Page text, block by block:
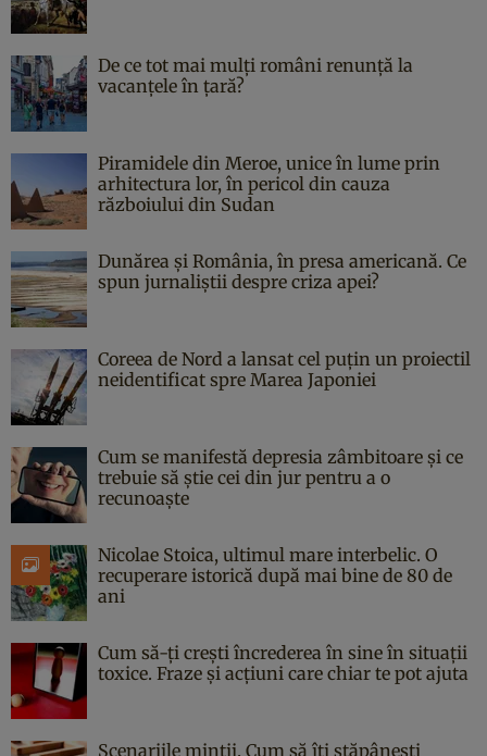
De ce tot mai mulți români renunță la
vacanțele în țară?
Piramidele din Meroe, unice în lume prin
arhitectura lor, în pericol din cauza
războiului din Sudan
Dunărea și România, în presa americană. Ce
spun jurnaliștii despre criza apei?
Coreea de Nord a lansat cel puțin un proiectil
neidentificat spre Marea Japoniei
Cum se manifestă depresia zâmbitoare și ce
trebuie să știe cei din jur pentru a o
recunoaște
Nicolae Stoica, ultimul mare interbelic. O
recuperare istorică după mai bine de 80 de
ani
Cum să-ți crești încrederea în sine în situații
toxice. Fraze și acțiuni care chiar te pot ajuta
Scenariile minții. Cum să îți stăpânești